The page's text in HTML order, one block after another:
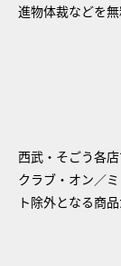
進物体裁などを無
西武・そごう各
クラブ・オン／
ト除外となる商品